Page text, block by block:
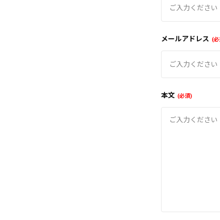
メールアドレス 必
本文 必須